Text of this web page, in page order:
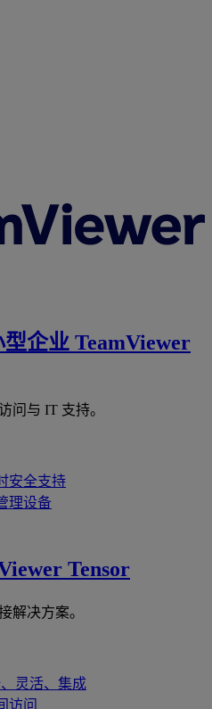
型企业 TeamViewer
问与 IT 支持。
安全支持
理设备
Tensor
解决方案。
灵活、集成
访问